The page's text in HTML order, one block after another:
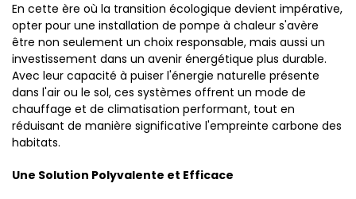
En cette ère où la transition écologique devient impérative,
opter pour une installation de pompe à chaleur s'avère
être non seulement un choix responsable, mais aussi un
investissement dans un avenir énergétique plus durable.
Avec leur capacité à puiser l'énergie naturelle présente
dans l'air ou le sol, ces systèmes offrent un mode de
chauffage et de climatisation performant, tout en
réduisant de manière significative l'empreinte carbone des
habitats.
Une Solution Polyvalente et Efficace